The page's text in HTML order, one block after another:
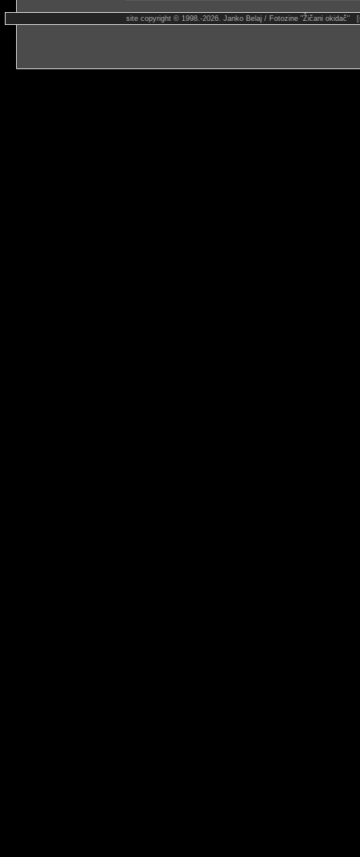
site copyright © 1998.-2026. Janko Belaj / Fotozine "Žičani okidač"